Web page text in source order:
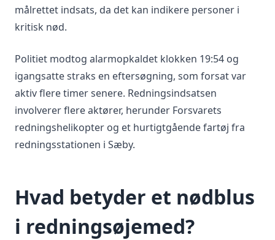
målrettet indsats, da det kan indikere personer i
kritisk nød.
Politiet modtog alarmopkaldet klokken 19:54 og
igangsatte straks en eftersøgning, som forsat var
aktiv flere timer senere. Redningsindsatsen
involverer flere aktører, herunder Forsvarets
redningshelikopter og et hurtigtgående fartøj fra
redningsstationen i Sæby.
Hvad betyder et nødblus
i redningsøjemed?